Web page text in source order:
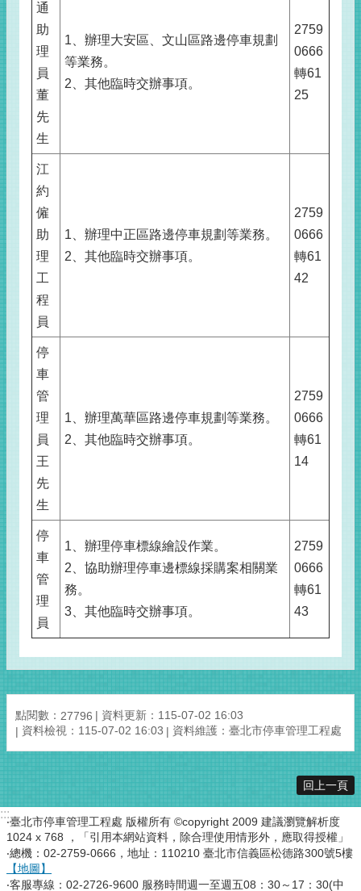
通
助
理
員
董
先
生
1、辦理大安區、文山區路邊停車規劃
等業務。
2、其他臨時交辦事項。
2759
0666
轉61
25
江
約
僱
助
理
工
程
員
1、辦理中正區路邊停車規劃等業務。
2、其他臨時交辦事項。
2759
0666
轉61
42
停
車
管
理
員
王
先
生
1、辦理萬華區路邊停車規劃等業務。
2、其他臨時交辦事項。
2759
0666
轉61
14
停
車
管
理
員
1、辦理停車標線繪設作業。
2、協助辦理停車邊標線採購案相關業
務。
3、其他臨時交辦事項。
2759
0666
轉61
43
點閱數： 27796
資料更新：115-07-02 16:03
資料檢視：115-07-02 16:03
資料維護：臺北市停車管理工程處
回上一頁
:::
‧臺北市停車管理工程處 版權所有 ©copyright 2009 建議瀏覽解析度
1024 x 768 ，「引用本網站資料，除合理使用情形外，應取得授權」
‧總機：02-2759-0666，地址：110210 臺北市信義區松德路300號5樓
【地圖】
‧客服專線：02-2726-9600 服務時間週一至週五08：30～17：30(中